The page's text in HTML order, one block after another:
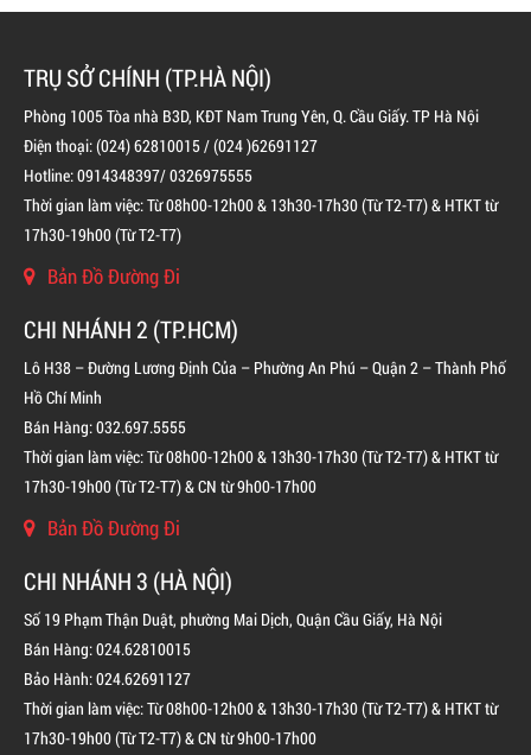
BÌNH CHỮA CHÁY ĐỘC LẬP KHÍ FM200
LIÊN HỆ
TRỤ SỞ CHÍNH (TP.HÀ NỘI)
Phòng 1005 Tòa nhà B3D, KĐT Nam Trung Yên, Q. Cầu Giấy. TP Hà Nội
Điện thoại: (024) 62810015 / (024 )62691127
Hotline: 0914348397/ 0326975555
Thời gian làm việc: Từ 08h00-12h00 & 13h30-17h30 (Từ T2-T7) & HTKT từ
17h30-19h00 (Từ T2-T7)
Bản Đồ Đường Đi
CHI NHÁNH 2 (TP.HCM)
Lô H38 – Đường Lương Định Của – Phường An Phú – Quận 2 – Thành Phố
Hồ Chí Minh
Bán Hàng: 032.697.5555
Thời gian làm việc: Từ 08h00-12h00 & 13h30-17h30 (Từ T2-T7) & HTKT từ
17h30-19h00 (Từ T2-T7) & CN từ 9h00-17h00
Bản Đồ Đường Đi
CHI NHÁNH 3 (HÀ NỘI)
Số 19 Phạm Thận Duật, phường Mai Dịch, Quận Cầu Giấy, Hà Nội
Bán Hàng: 024.62810015
Bảo Hành: 024.62691127
Thời gian làm việc: Từ 08h00-12h00 & 13h30-17h30 (Từ T2-T7) & HTKT từ
17h30-19h00 (Từ T2-T7) & CN từ 9h00-17h00